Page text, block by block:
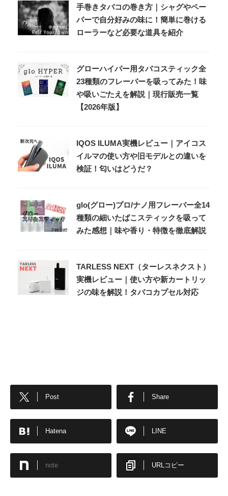
手巻きタバコの巻き方｜シャグやペー
パーで自分好みの味に！簡単に巻ける
ローラーなど必要な道具を紹介
グローハイパー用タバコスティック全
23種類のフレーバーを吸ってみた！味
や吸いごたえを解説｜現行販売一覧
【2026年版】
IQOS ILUMA実機レビュー｜アイコス
イルマの使い方や旧モデルとの違いを
検証！匂いはどうだ？
glo(グロー)プロ/ナノ用フレーバー全14
種類の細いたばこスティックを吸って
みた感想｜味や香り・特徴を徹底解説
TARLESS NEXT（ターレスネクスト）
実機レビュー｜使い方や新カートリッ
ジの味を解説！タバコカプセル対応
Post Share
Hatena LINE
note URLコピー